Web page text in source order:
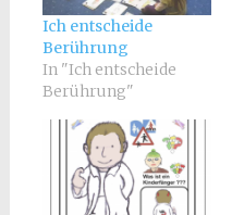
Ich entscheide
Berührung
In "Ich entscheide
Berührung"